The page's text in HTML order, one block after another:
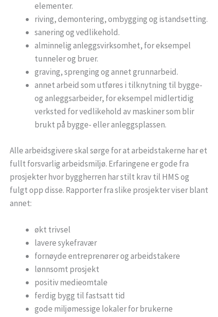
elementer.
riving, demontering, ombygging og istandsetting.
sanering og vedlikehold.
alminnelig anleggsvirksomhet, for eksempel
tunneler og bruer.
graving, sprenging og annet grunnarbeid.
annet arbeid som utføres i tilknytning til bygge-
og anleggsarbeider, for eksempel midlertidig
verksted for vedlikehold av maskiner som blir
brukt på bygge- eller anleggsplassen.
Alle arbeidsgivere skal sørge for at arbeidstakerne har et
fullt forsvarlig arbeidsmiljø. Erfaringene er gode fra
prosjekter hvor byggherren har stilt krav til HMS og
fulgt opp disse. Rapporter fra slike prosjekter viser blant
annet:
økt trivsel
lavere sykefravær
fornøyde entreprenører og arbeidstakere
lønnsomt prosjekt
positiv medieomtale
ferdig bygg til fastsatt tid
gode miljømessige lokaler for brukerne